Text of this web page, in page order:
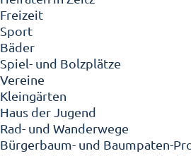
Freizeit
Sport
Bäder
Spiel- und Bolzplätze
Vereine
Kleingärten
Haus der Jugend
Rad- und Wanderwege
Bürgerbaum- und Baumpaten-